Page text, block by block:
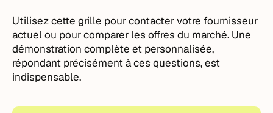
Utilisez cette grille pour contacter votre fournisseur
actuel ou pour comparer les offres du marché. Une
démonstration complète et personnalisée,
répondant précisément à ces questions, est
indispensable.